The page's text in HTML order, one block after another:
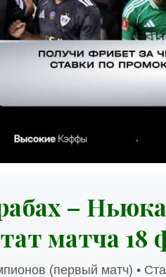
–
матча 18
(первый матч) •